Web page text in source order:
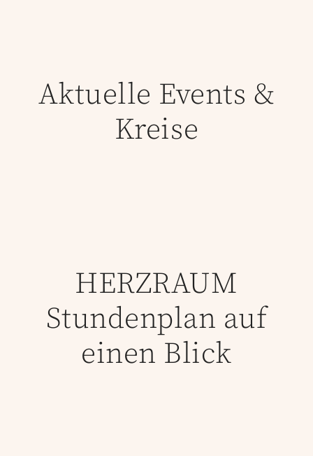
Aktuelle Events &
Kreise
HERZRAUM
Stundenplan auf
einen Blick